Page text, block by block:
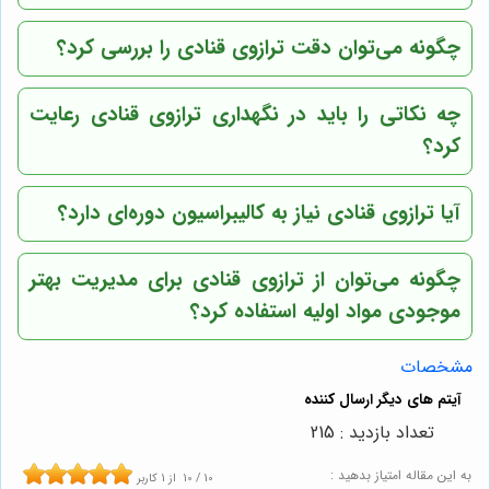
چگونه می‌توان دقت ترازوی قنادی را بررسی کرد؟
چه نکاتی را باید در نگهداری ترازوی قنادی رعایت
کرد؟
آیا ترازوی قنادی نیاز به کالیبراسیون دوره‌ای دارد؟
چگونه می‌توان از ترازوی قنادی برای مدیریت بهتر
موجودی مواد اولیه استفاده کرد؟
مشخصات
به این مقاله امتیاز بدهید : 10 / 10 از 1 کاربر
تعداد بازدید : 215